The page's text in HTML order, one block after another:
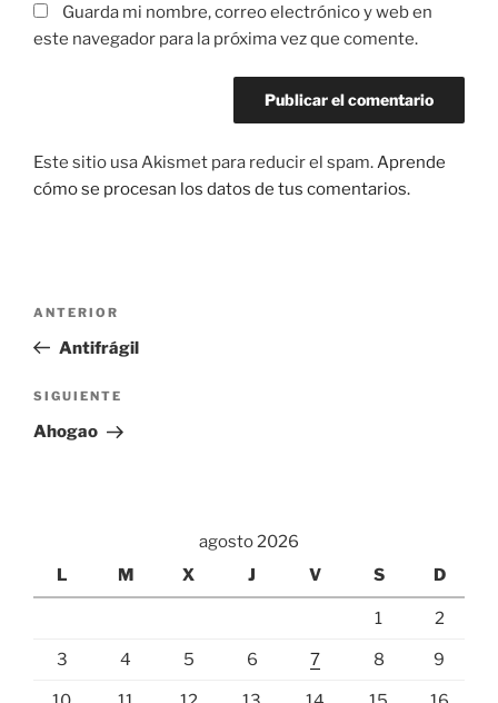
Guarda mi nombre, correo electrónico y web en
este navegador para la próxima vez que comente.
Este sitio usa Akismet para reducir el spam.Aprende
cómo se procesan los datos de tus comentarios.
entradas
Entrada
anterior:
ANTERIOR
Antifrágil
Siguiente
entrada
SIGUIENTE
Ahogao
agosto 2026
L
M X J V S D
1 2
3 4 5 6 7 8 9